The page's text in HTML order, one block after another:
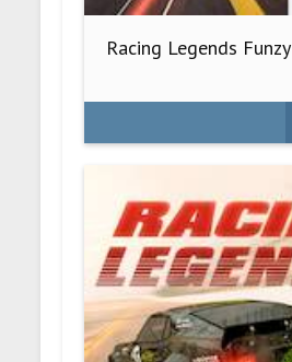
Racing Legends Funzy